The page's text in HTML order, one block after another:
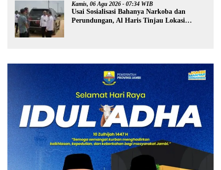
Kamis, 06 Agu 2026 - 07:34 WIB
Usai Sosialisasi Bahanya Narkoba dan
Perundungan, Al Haris Tinjau Lokasi